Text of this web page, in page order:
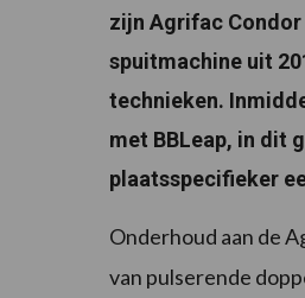
zijn Agrifac
spuitmachine uit
technieken.
met BBLeap, in dit
plaatsspecifieker
Onderhoud aan de
van pulserende